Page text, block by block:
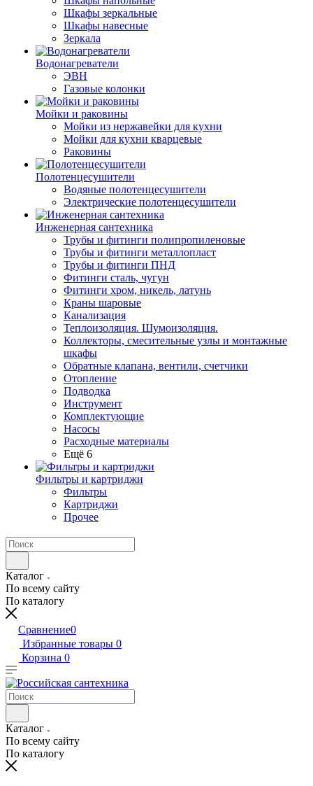
Шкафы зеркальные
Шкафы навесные
Зеркала
Водонагреватели
ЭВН
Газовые колонки
Мойки и раковины
Мойки из нержавейки для кухни
Мойки для кухни кварцевые
Раковины
Полотенцесушители
Водяные полотенцесушители
Электрические полотенцесушители
Инженерная сантехника
Трубы и фитинги полипропиленовые
Трубы и фитинги металлопласт
Трубы и фитинги ПНД
Фитинги сталь, чугун
Фитинги хром, никель, латунь
Краны шаровые
Канализация
Теплоизоляция. Шумоизоляция.
Коллекторы, смесительные узлы и монтажные
шкафы
Обратные клапана, вентили, счетчики
Отопление
Подводка
Инструмент
Комплектующие
Насосы
Расходные материалы
Ещё 6
Фильтры и картриджи
Фильтры
Картриджи
Прочее
Каталог
По всему сайту
По каталогу
Сравнение0
Избранные товары 0
Корзина 0
Каталог
По всему сайту
По каталогу